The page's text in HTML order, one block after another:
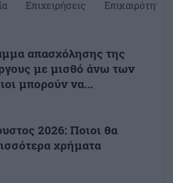
Επιχειρήσεις Επικαιρότητα
απασχόλησης της
με μισθό άνω των
μπορούν να...
2026: Ποιοι θα
χρήματα